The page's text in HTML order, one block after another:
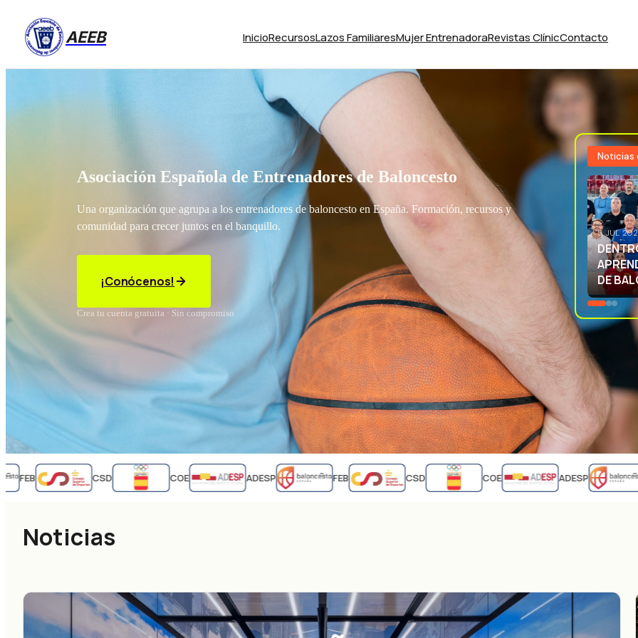
AEEB InicioRecursosLazos FamiliaresMujer EntrenadoraRevistas ClínicContacto
Asociación Española de Entrenadores de Baloncesto
Una organización que agrupa a los entrenadores de baloncesto en España. Formación, recursos y
comunidad para crecer juntos en el banquillo.
¡Conócenos!
Crea tu cuenta gratuita · Sin compromiso
Noticias
3 JUL
LA
FEB CSD COE ADESP FEB CSD COE ADESP
Noticias